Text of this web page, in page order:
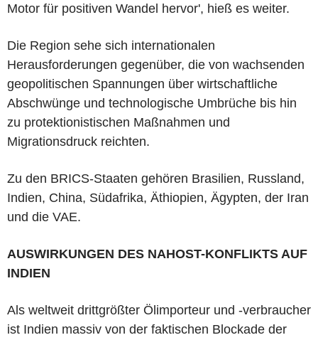
Motor für positiven Wandel hervor', hieß es weiter.
Die Region sehe sich internationalen
Herausforderungen gegenüber, die von wachsenden
geopolitischen Spannungen über wirtschaftliche
Abschwünge und technologische Umbrüche bis hin
zu protektionistischen Maßnahmen und
Migrationsdruck reichten.
Zu den BRICS-Staaten gehören Brasilien, Russland,
Indien, China, Südafrika, Äthiopien, Ägypten, der Iran
und die VAE.
AUSWIRKUNGEN DES NAHOST-KONFLIKTS AUF
INDIEN
Als weltweit drittgrößter Ölimporteur und -verbraucher
ist Indien massiv von der faktischen Blockade der